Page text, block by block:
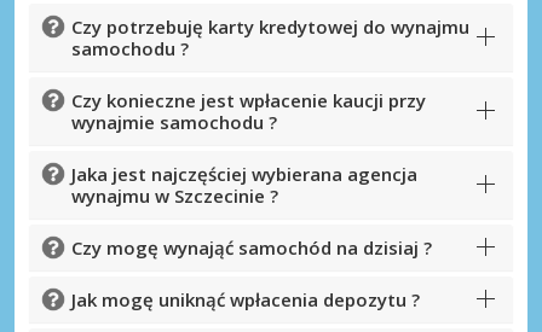
Czy potrzebuję karty kredytowej do wynajmu
samochodu ?
Czy konieczne jest wpłacenie kaucji przy
wynajmie samochodu ?
Jaka jest najczęściej wybierana agencja
wynajmu w Szczecinie ?
Czy mogę wynająć samochód na dzisiaj ?
Jak mogę uniknąć wpłacenia depozytu ?